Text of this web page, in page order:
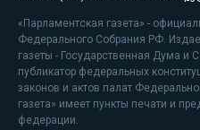
«Парламентская газета» -
Федерального Собрания РФ.
газеты - Государственная Дума
публикатор федеральных
законов и актов палат
газета» имеет пункты печати и
федерации.